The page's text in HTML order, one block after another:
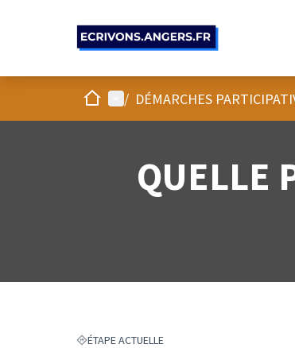
AccueilMenu principal
/ DÉMARCHES
QUELLE
ÉTAPE ACTUELLE